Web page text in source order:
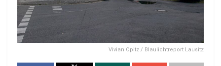
Vivian Opitz / Blaulichtreport Lausitz